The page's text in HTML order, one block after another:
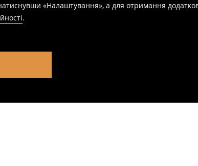
«Налаштування», а для отримання
.